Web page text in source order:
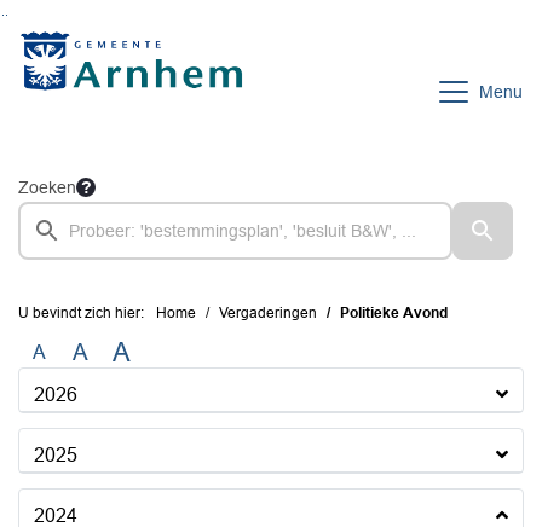
Menu
Zoeken
U bevindt zich hier: Home Vergaderingen Politieke Avond
A A A
2026
2025
2024